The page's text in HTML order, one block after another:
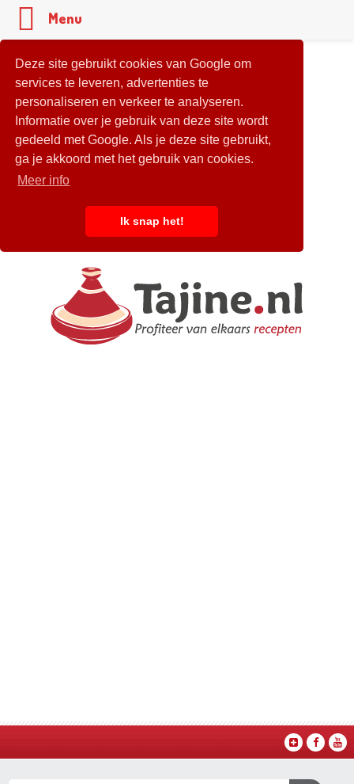
Deze site gebruikt cookies van Google om
services te leveren, advertenties te
personaliseren en verkeer te analyseren.
Informatie over je gebruik van deze site wordt
gedeeld met Google. Als je deze site gebruikt,
ga je akkoord met het gebruik van cookies.
Meer info
Ik snap het!
Menu